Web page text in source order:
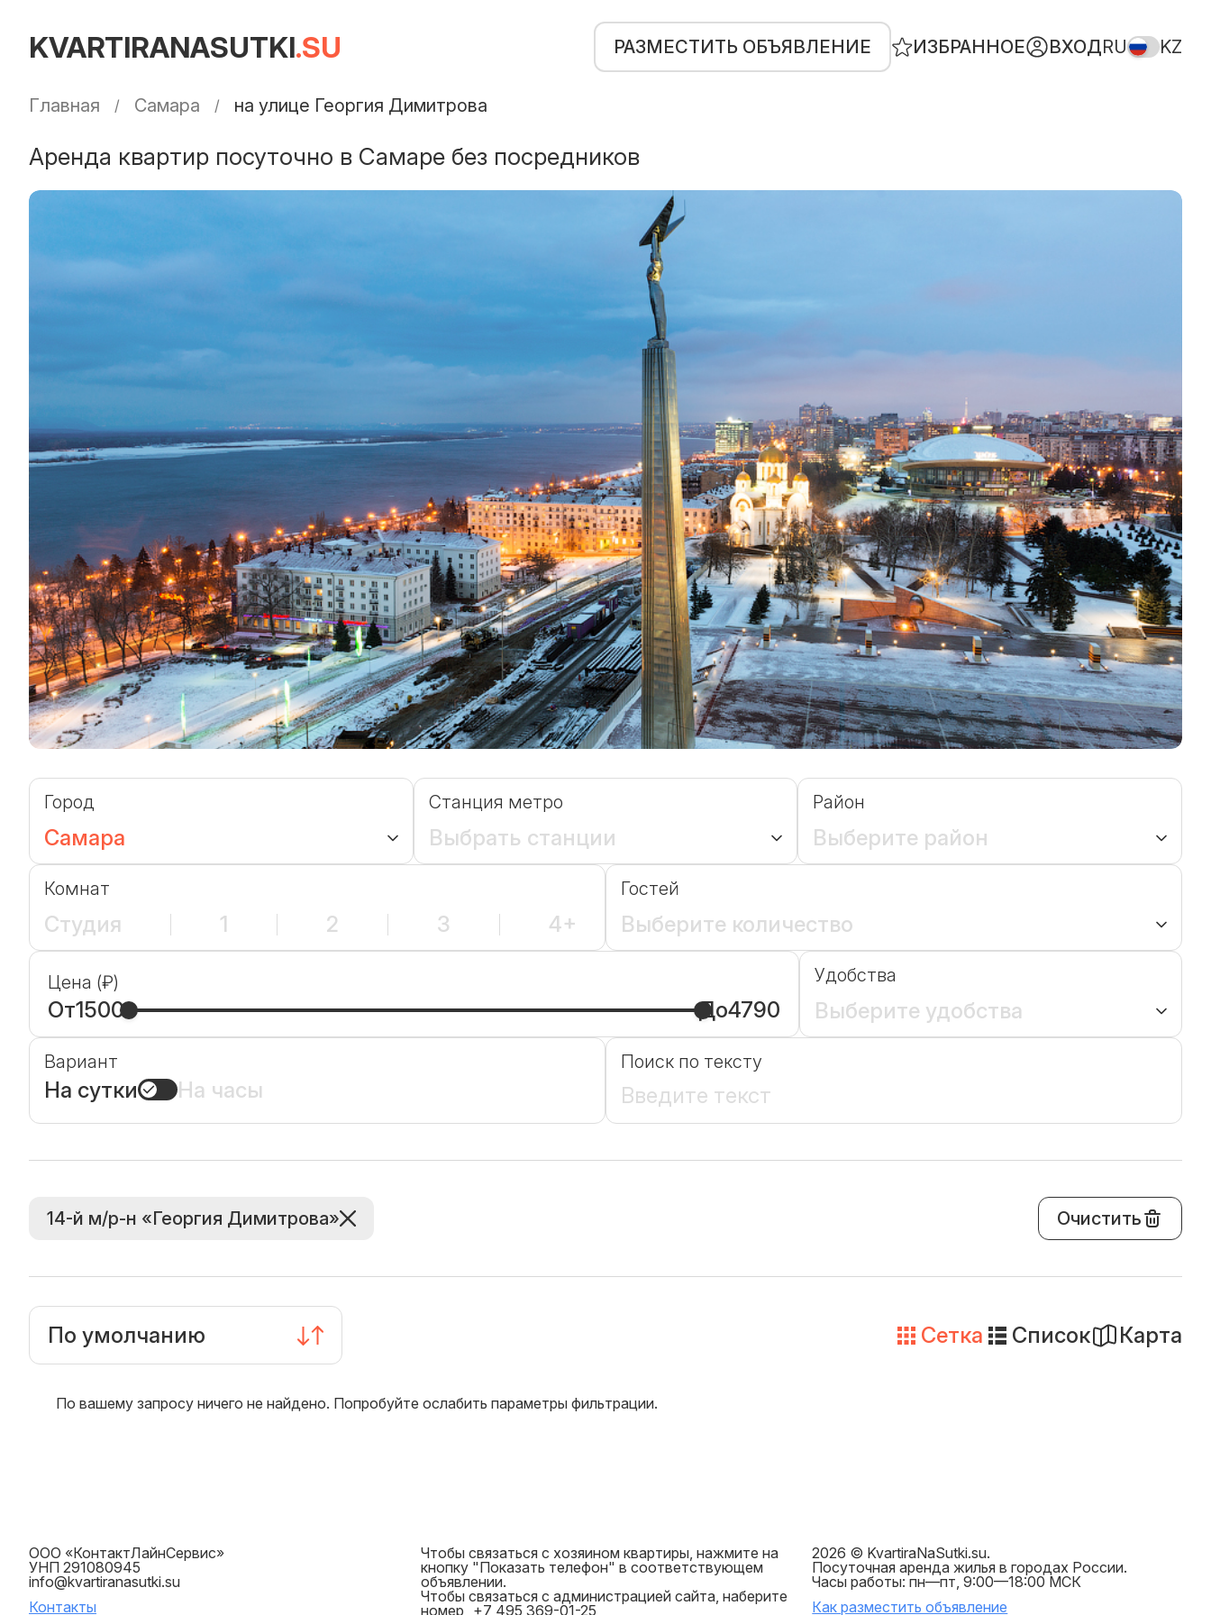
KVARTIRANASUTKI.SU РАЗМЕСТИТЬ ОБЪЯВЛЕНИЕ ИЗБРАННОЕ ВХОДRU KZ
Главная Самара на улице Георгия Димитрова
Аренда квартир посуточно в Самаре без посредников
Город
Самара
Станция метро
Выбрать станции
Район
Выберите район
Комнат
Студия 1 2 3 4+
Гостей
Выберите количество
Цена (₽)
От1500 До4790
Удобства
Выберите удобства
Вариант
На сутки На часы
Поиск по тексту
14-й м/р-н «Георгия Димитрова» Очистить
По умолчанию Сетка Список Карта
По вашему запросу ничего не найдено. Попробуйте ослабить параметры фильтрации.
ООО «КонтактЛайнСервис»
УНП 291080945
info@kvartiranasutki.su
Контакты
Чтобы связаться с хозяином квартиры, нажмите на
кнопку "Показать телефон" в соответствующем
объявлении.
Чтобы связаться с администрацией сайта, наберите
номер +7 495 369-01-25
2026 © KvartiraNaSutki.su.
Посуточная аренда жилья в городах России.
Часы работы: пн—пт, 9:00—18:00 МСК
Как разместить объявление